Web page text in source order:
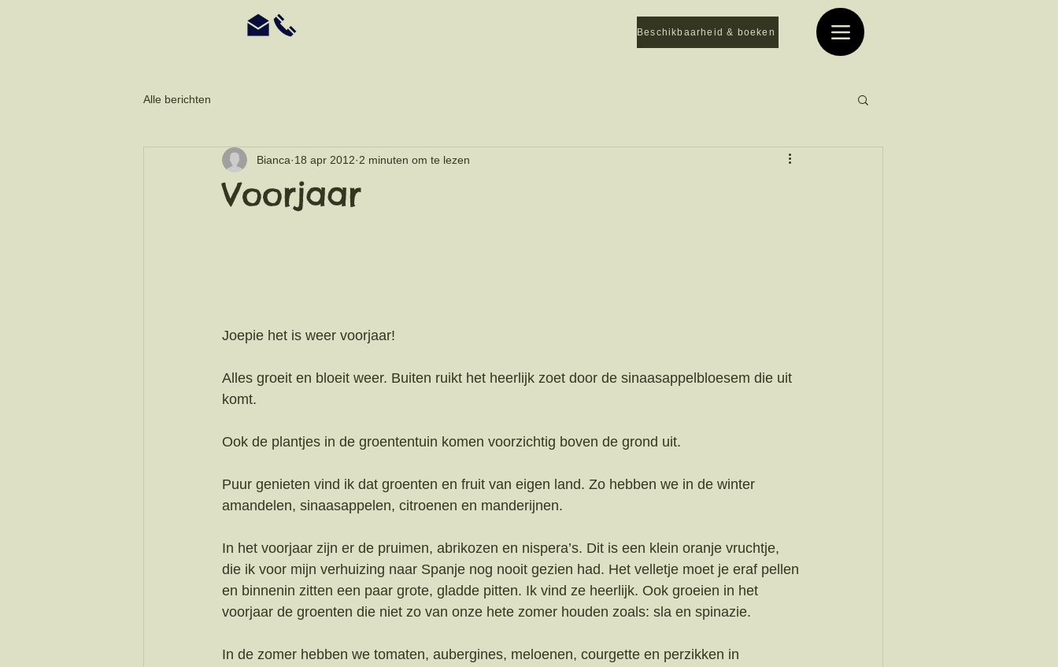
Beschikbaarheid & boeken
Alle berichten
Voorjaar
Bianca 18 apr 2012 2 minuten om te lezen
Joepie het is weer voorjaar!
Alles groeit en bloeit weer. Buiten ruikt het heerlijk zoet door de sinaasappelbloesem die uit
komt.
Ook de plantjes in de groententuin komen voorzichtig boven de grond uit.
Puur genieten vind ik dat groenten en fruit van eigen land. Zo hebben we in de winter
amandelen, sinaasappelen, citroenen en manderijnen.
In het voorjaar zijn er de pruimen, abrikozen en nispera’s. Dit is een klein oranje vruchtje,
die ik voor mijn verhuizing naar Spanje nog nooit gezien had. Het velletje moet je eraf pellen
en binnenin zitten een paar grote, gladde pitten. Ik vind ze heerlijk. Ook groeien in het
voorjaar de groenten die niet zo van onze hete zomer houden zoals: sla en spinazie.
In de zomer hebben we tomaten, aubergines, meloenen, courgette en perzikken in